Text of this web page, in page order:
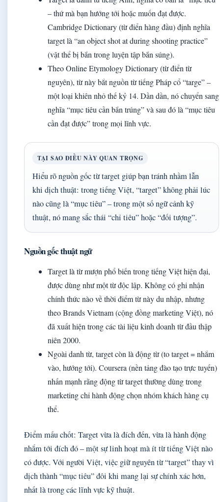
– thứ mà bạn hướng tới hoặc muốn đạt được.
Cambridge Dictionary (từ điển hàng đầu) định nghĩa
target là “an object shot at during shooting practice”
(vật thể bị bắn trong luyện tập bắn súng).
Theo Online Etymology Dictionary (từ điển từ
nguyên), từ này bắt nguồn từ tiếng Pháp cổ “targe” –
một loại khiên nhỏ thế kỷ 14. Dần dần, nó chuyển sang
nghĩa “mục tiêu cần bắn trúng” và sau đó là “mục tiêu
cần đạt được” trong mọi lĩnh vực.
TẠI SAO ĐIỀU NÀY QUAN TRỌNG
Hiểu rõ nguồn gốc từ target giúp bạn tránh nhầm lẫn
khi dịch thuật: trong tiếng Việt, “target” không phải lúc
nào cũng là “mục tiêu” – trong một số ngữ cảnh kỹ
thuật, nó mang sắc thái “chỉ tiêu” hoặc “đối tượng”.
Nguồn gốc thuật ngữ
Target là từ mượn phổ biến trong tiếng Việt hiện đại,
được dùng như một từ độc lập. Không có ghi nhận
chính thức nào về thời điểm từ này du nhập, nhưng
theo Brands Vietnam (cộng đồng marketing Việt), nó
đã xuất hiện trong các tài liệu kinh doanh từ đầu thập
niên 2000.
Ngoài danh từ, target còn là động từ (to target = nhắm
vào, hướng tới). Coursera (nền tảng đào tạo trực tuyến)
nhấn mạnh rằng động từ target thường dùng trong
marketing chỉ hành động chọn nhóm khách hàng cụ
thể.
Điểm mấu chốt: Target vừa là đích đến, vừa là hành động
nhắm tới đích đó – một sự linh hoạt mà ít từ tiếng Việt nào
có được. Với người Việt, việc giữ nguyên từ “target” thay vì
dịch thành “mục tiêu” đôi khi mang lại sự chính xác hơn,
nhất là trong các lĩnh vực kỹ thuật.